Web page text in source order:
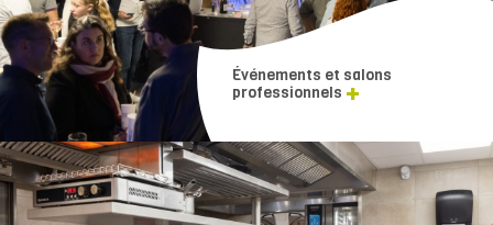
Événements et salons
professionnels